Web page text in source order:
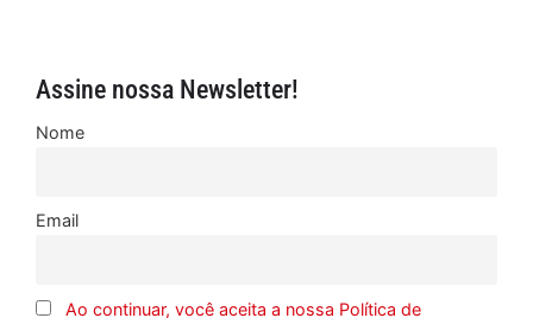
Assine nossa Newsletter!
Nome
Email
Ao continuar, você aceita a nossa Política de